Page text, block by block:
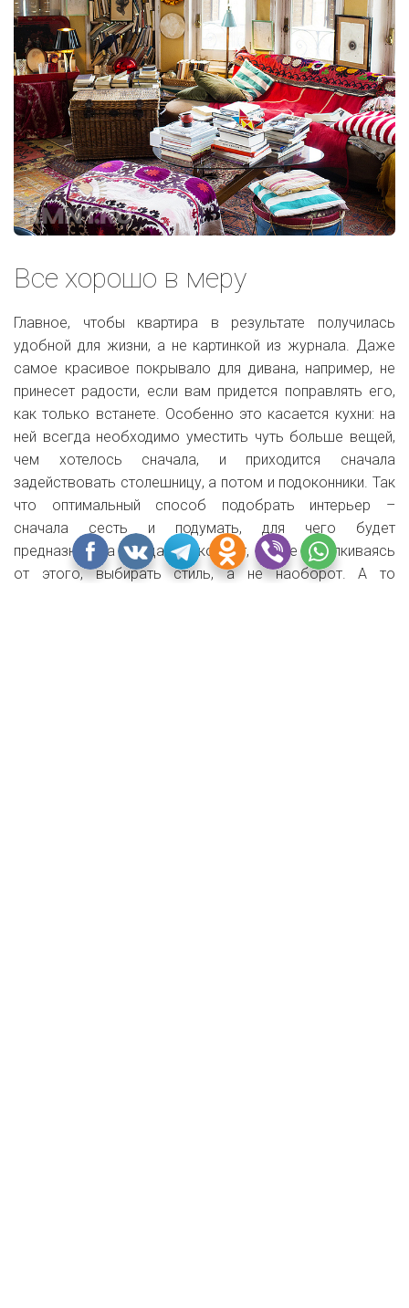
Все хорошо в меру
Главное, чтобы квартира в результате получилась
удобной для жизни, а не картинкой из журнала. Даже
самое красивое покрывало для дивана, например, не
принесет радости, если вам придется поправлять его,
как только встанете. Особенно это касается кухни: на
ней всегда необходимо уместить чуть больше вещей,
чем хотелось сначала, и приходится сначала
задействовать столешницу, а потом и подоконники. Так
что оптимальный способ подобрать интерьер –
сначала сесть и подумать, для чего будет
предназначена каждая из комнат, и, уже отталкиваясь
от этого, выбирать стиль, а не наоборот. А то